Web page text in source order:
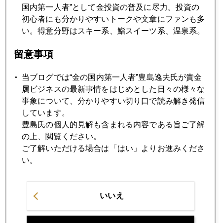
2004年
1月
7月 8月 9月 10月 11月 12月
2004年12月24日
２００５年の金価格展望（後編）
2004年12月17日
2004年12月10日
やっと急落
国内第一人者”として金投資の普及に尽力。投資の
初心者にも分かりやすいトークや文章にファンも多
い。得意分野はスキー系、鮨スイーツ系、温泉系。
留意事項
当ブログでは“金の国内第一人者”豊島逸夫氏が貴金
属ビジネスの最新事情をはじめとした日々の様々な
事象について、分かりやすい切り口で読み解き発信
しています。
豊島氏の個人的見解も含まれる内容である旨ご了解
の上、閲覧ください。
ご了解いただける場合は「はい」よりお進みくださ
い。
いいえ